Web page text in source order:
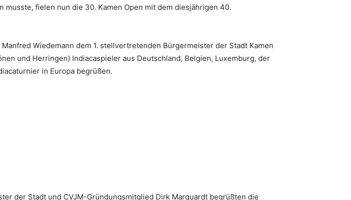
fielen nun die 30. Kamen Open mit dem diesjährigen 40.
Wiedemann dem 1. stellvertretenden Bürgermeister der Stadt Kamen
und Herringen) Indiacaspieler aus Deutschland, Belgien, Luxemburg, der
in Europa begrüßen.
der Stadt und CVJM-Gründungsmitglied Dirk Marquardt begrüßten die